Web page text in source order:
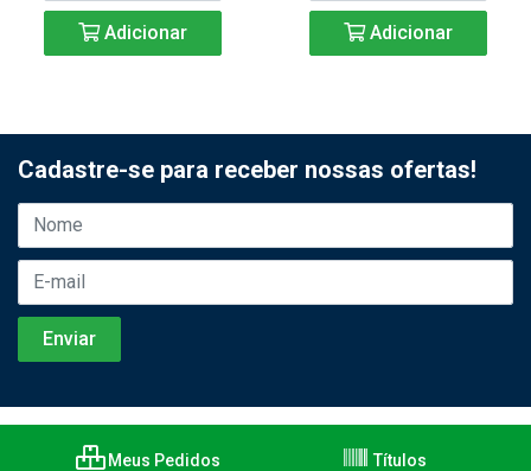
Adicionar Adicionar
Cadastre-se para receber nossas ofertas!
Meus Pedidos Títulos